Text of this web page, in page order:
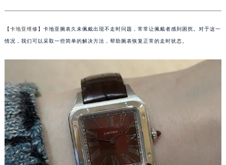
【卡地亚维修】卡地亚腕表久未佩戴出现不走时问题，常常让佩戴者感到困扰。对于这一
情况，我们可以采取一些简单的解决方法，帮助腕表恢复正常的走时状态。